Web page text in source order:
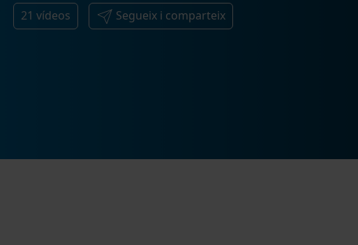
21 vídeos Segueix i comparteix